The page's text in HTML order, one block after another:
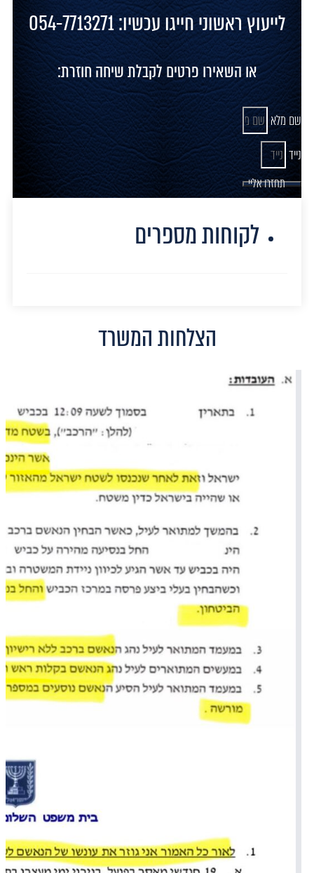
לייעוץ ראשוני חייגו עכשיו: 054-7713271
או השאירו פרטים לקבלת שיחה חוזרת:
שם מלא
נייד
תחזרו אליי
לקוחות מספרים
הצלחות המשרד